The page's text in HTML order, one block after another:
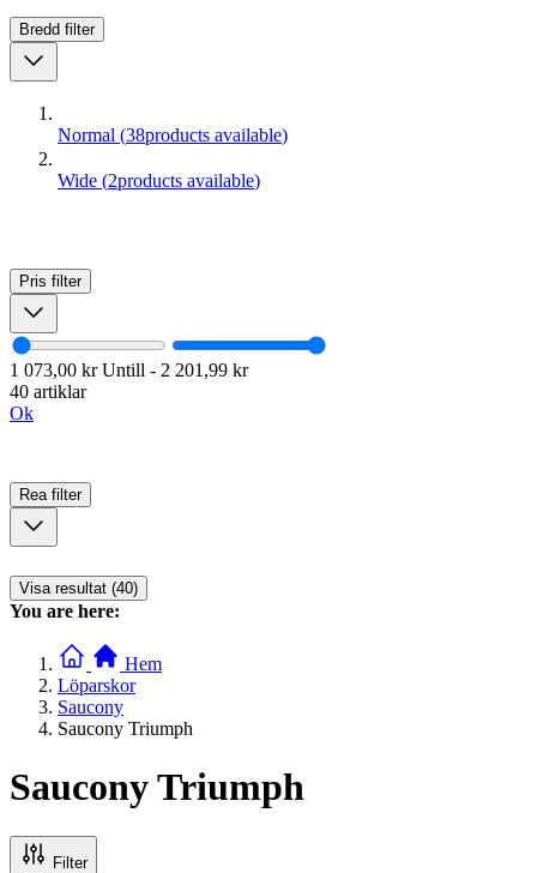
Bredd filter
Normal (38products available)
Wide (2products available)
Pris filter
1 073,00 kr Untill - 2 201,99 kr
40 artiklar
Ok
Rea filter
Visa resultat (40)
You are here:
Hem
Löparskor
Saucony
Saucony Triumph
Saucony Triumph
Filter